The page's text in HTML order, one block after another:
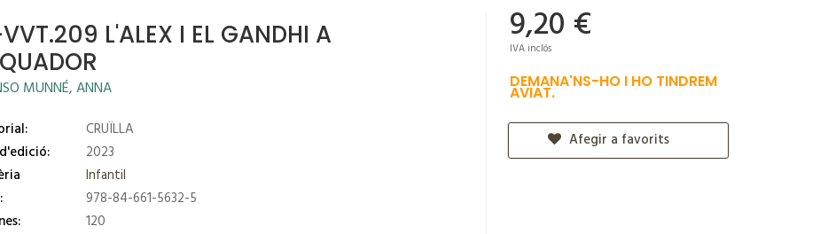
L'ALEX I EL GANDHI A
MUNNÉ, ANNA
CRUÏLLA
2023
Infantil
978-84-661-5632-5
120
9,20 €
IVA inclós
DEMANA'NS-HO I HO TINDREM
AVIAT.
Afegir a favorits